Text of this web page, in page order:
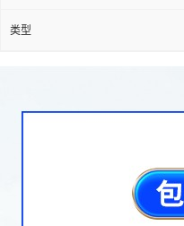
类型